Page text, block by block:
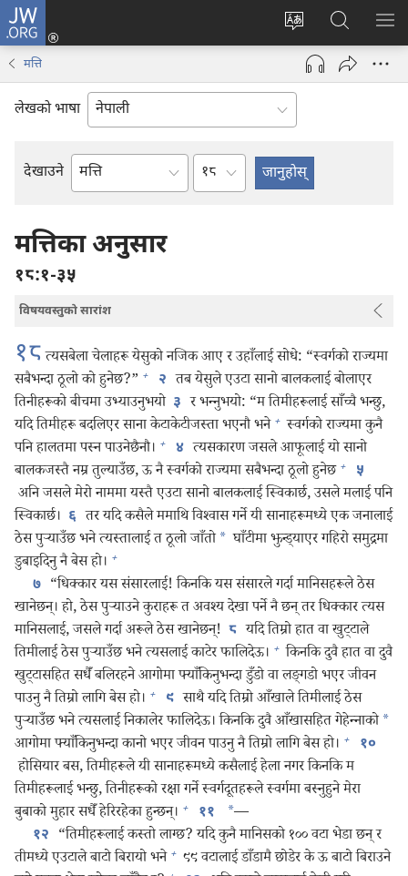
JW.ORG
वेब
साइटको
भाषा
परिवर्तन
गर्ने
प्रवेश
(ब्राउजरको
ट्याबमा
नयाँ
JW.ORG
मा
खोज्नुहोस्‌
मेनु
मत्ति
लेखको भाषा
देखाउने
बाइबलको
अध्याय
मत्तिका अनुसार
१८:१-३५
विषयवस्तुको सारांश
१८त्यसबेला चेलाहरू येसुको नजिक आए र उहाँलाई सोधे: “स्वर्गको राज्यमा
सबैभन्दा ठूलो को हुनेछ?” + २ तब येसुले एउटा सानो बालकलाई बोलाएर
तिनीहरूको बीचमा उभ्याउनुभयो ३ र भन्‍नुभयो: “म तिमीहरूलाई साँच्चै भन्छु,
यदि तिमीहरू बदलिएर साना केटाकेटीजस्ता भएनौ भने + स्वर्गको राज्यमा कुनै
पनि हालतमा पस्न पाउनेछैनौ। + ४ त्यसकारण जसले आफूलाई यो सानो
बालकजस्तै नम्र तुल्याउँछ, ऊ नै स्वर्गको राज्यमा सबैभन्दा ठूलो हुनेछ + ५
अनि जसले मेरो नाममा यस्तै एउटा सानो बालकलाई स्विकार्छ, उसले मलाई पनि
स्विकार्छ। ६ तर यदि कसैले ममाथि विश्‍वास गर्ने यी सानाहरूमध्ये एक जनालाई
ठेस पुऱ्‍याउँछ भने त्यस्तालाई त ठूलो जाँतो * घाँटीमा झुन्ड्‌याएर गहिरो समुद्रमा
डुबाइदिनु नै बेस हो। +
७ “धिक्कार यस संसारलाई! किनकि यस संसारले गर्दा मानिसहरूले ठेस
खानेछन्‌। हो, ठेस पुऱ्‍याउने कुराहरू त अवश्‍य देखा पर्ने नै छन्‌ तर धिक्कार त्यस
मानिसलाई, जसले गर्दा अरूले ठेस खानेछन्‌! ८ यदि तिम्रो हात वा खुट्टाले
तिमीलाई ठेस पुऱ्‍याउँछ भने त्यसलाई काटेर फालिदेऊ। + किनकि दुवै हात वा दुवै
खुट्टासहित सधैँ बलिरहने आगोमा फ्याँकिनुभन्दा डुँडो वा लङ्‌गडो भएर जीवन
पाउनु नै तिम्रो लागि बेस हो। + ९ साथै यदि तिम्रो आँखाले तिमीलाई ठेस
पुऱ्‍याउँछ भने त्यसलाई निकालेर फालिदेऊ। किनकि दुवै आँखासहित गेहेन्‍नाको *
आगोमा फ्याँकिनुभन्दा कानो भएर जीवन पाउनु नै तिम्रो लागि बेस हो। + १०
होसियार बस, तिमीहरूले यी सानाहरूमध्ये कसैलाई हेला नगर किनकि म
तिमीहरूलाई भन्छु, तिनीहरूको रक्षा गर्ने स्वर्गदूतहरूले स्वर्गमा बस्नुहुने मेरा
बुबाको मुहार सधैँ हेरिरहेका हुन्छन्‌। + ११ *—
१२ “तिमीहरूलाई कस्तो लाग्छ? यदि कुनै मानिसको १०० वटा भेडा छन्‌ र
तीमध्ये एउटाले बाटो बिरायो भने + ९९ वटालाई डाँडामै छोडेर के ऊ बाटो बिराउने